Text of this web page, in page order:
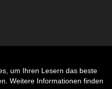
um Ihren Lesern das beste
Weitere Informationen finden
Auftrag widerrufen